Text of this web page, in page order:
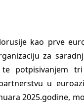
kao prve
za
te potpisivanjem
u
2025.godine,